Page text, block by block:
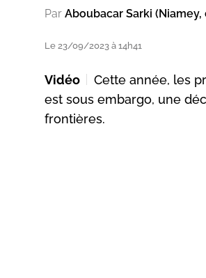
Par Aboubacar Sarki
Le 23/09/2023 à 14h41
Vidéo
Cette année, les
est sous embargo, une
frontières.